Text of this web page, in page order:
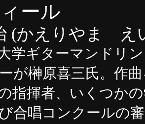
ール
(かえりやま え
学ギターマンドリ
が榊原喜三氏。作
指揮者、いくつか
合唱コンクールの